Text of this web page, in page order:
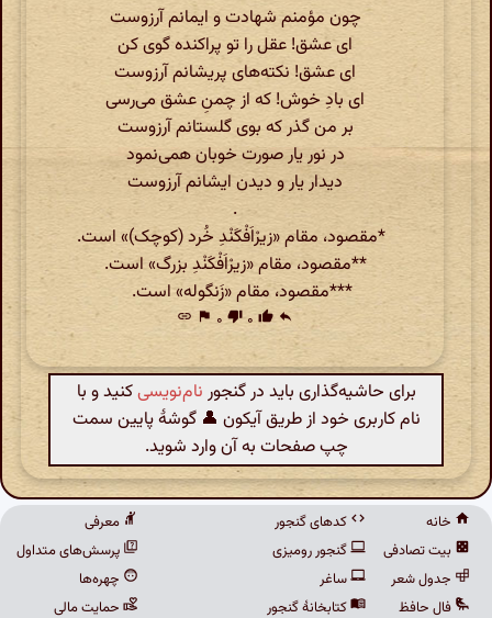
چون مؤمنم شهادت و ایمانم آرزوست
ای عشق! عقل را تو پراکنده گوی کن
ای عشق! نکته‌های پریشانم آرزوست
ای بادِ خوش! که از چمنِ عشق می‌رسی
بر من گذر که بوی گلستانم آرزوست
در نور یار صورت خوبان همی‌نمود
دیدار یار و دیدن ایشانم آرزوست
.
*مقصود، مقام «زیرْاَفْکَنْدِ خُرد (کوچک)» است.
**مقصود، مقام «زیرْاَفْکَنْدِ بزرگ» است.
***مقصود، مقام «زَنگوله» است.
reply
thumb_up ۰ thumb_down ۰ flag
link
برای حاشیه‌گذاری باید در گنجور نام‌نویسیکنید و با
نام کاربری خود از طریق آیکون 👤 گوشهٔ پایین سمت
چپ صفحات به آن وارد شوید.
خانه
بیت تصادفی
جدول شعر
فال حافظ
کدهای گنجور
گنجور رومیزی
ساغر
کتابخانهٔ گنجور
معرفی
پرسش‌های متداول
چهره‌ها
حمایت مالی